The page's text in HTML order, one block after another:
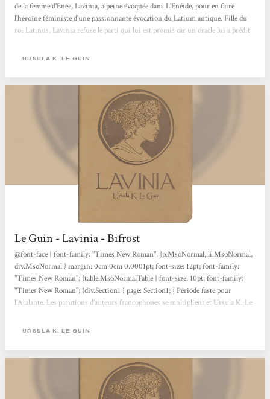
de la femme d'Enée, Lavinia, à peine évoquée dans L'Enéide, pour en faire
l'héroïne féministe d'une passionnante évocation du Latium antique. Fille du
roi Latinus, Lavinia refuse le parti qui lui est promis car un oracle lui a prédit
ira jusqu'au bout... On retrouve ici les thèmes qui depuis cinquante ans
URSULA K. LE GUIN
Le Guin - Lavinia - Bifrost
@font-face { font-family: "Times New Roman"; }p.MsoNormal, li.MsoNormal,
div.MsoNormal { margin: 0cm 0cm 0.0001pt; font-size: 12pt; font-family:
"Times New Roman"; }table.MsoNormalTable { font-size: 10pt; font-family:
"Times New Roman"; }div.Section1 { page: Section1; } Période faste pour
l’Atalante. Les parutions d’auteurs francophones se multiplient et Ursula K. Le
jeunesse Chroniques des rivages de l’Ouest poursuit son bonhomme de chemin
adulte, auréolé...
URSULA K. LE GUIN